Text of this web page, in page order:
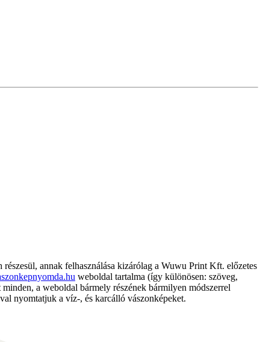
annak felhasználása kizárólag a Wuwu Print Kft. előzetes
weboldal tartalma (így különösen: szöveg,
a weboldal bármely részének bármilyen módszerrel
nyomtatjuk a víz-, és karcálló vászonképeket.